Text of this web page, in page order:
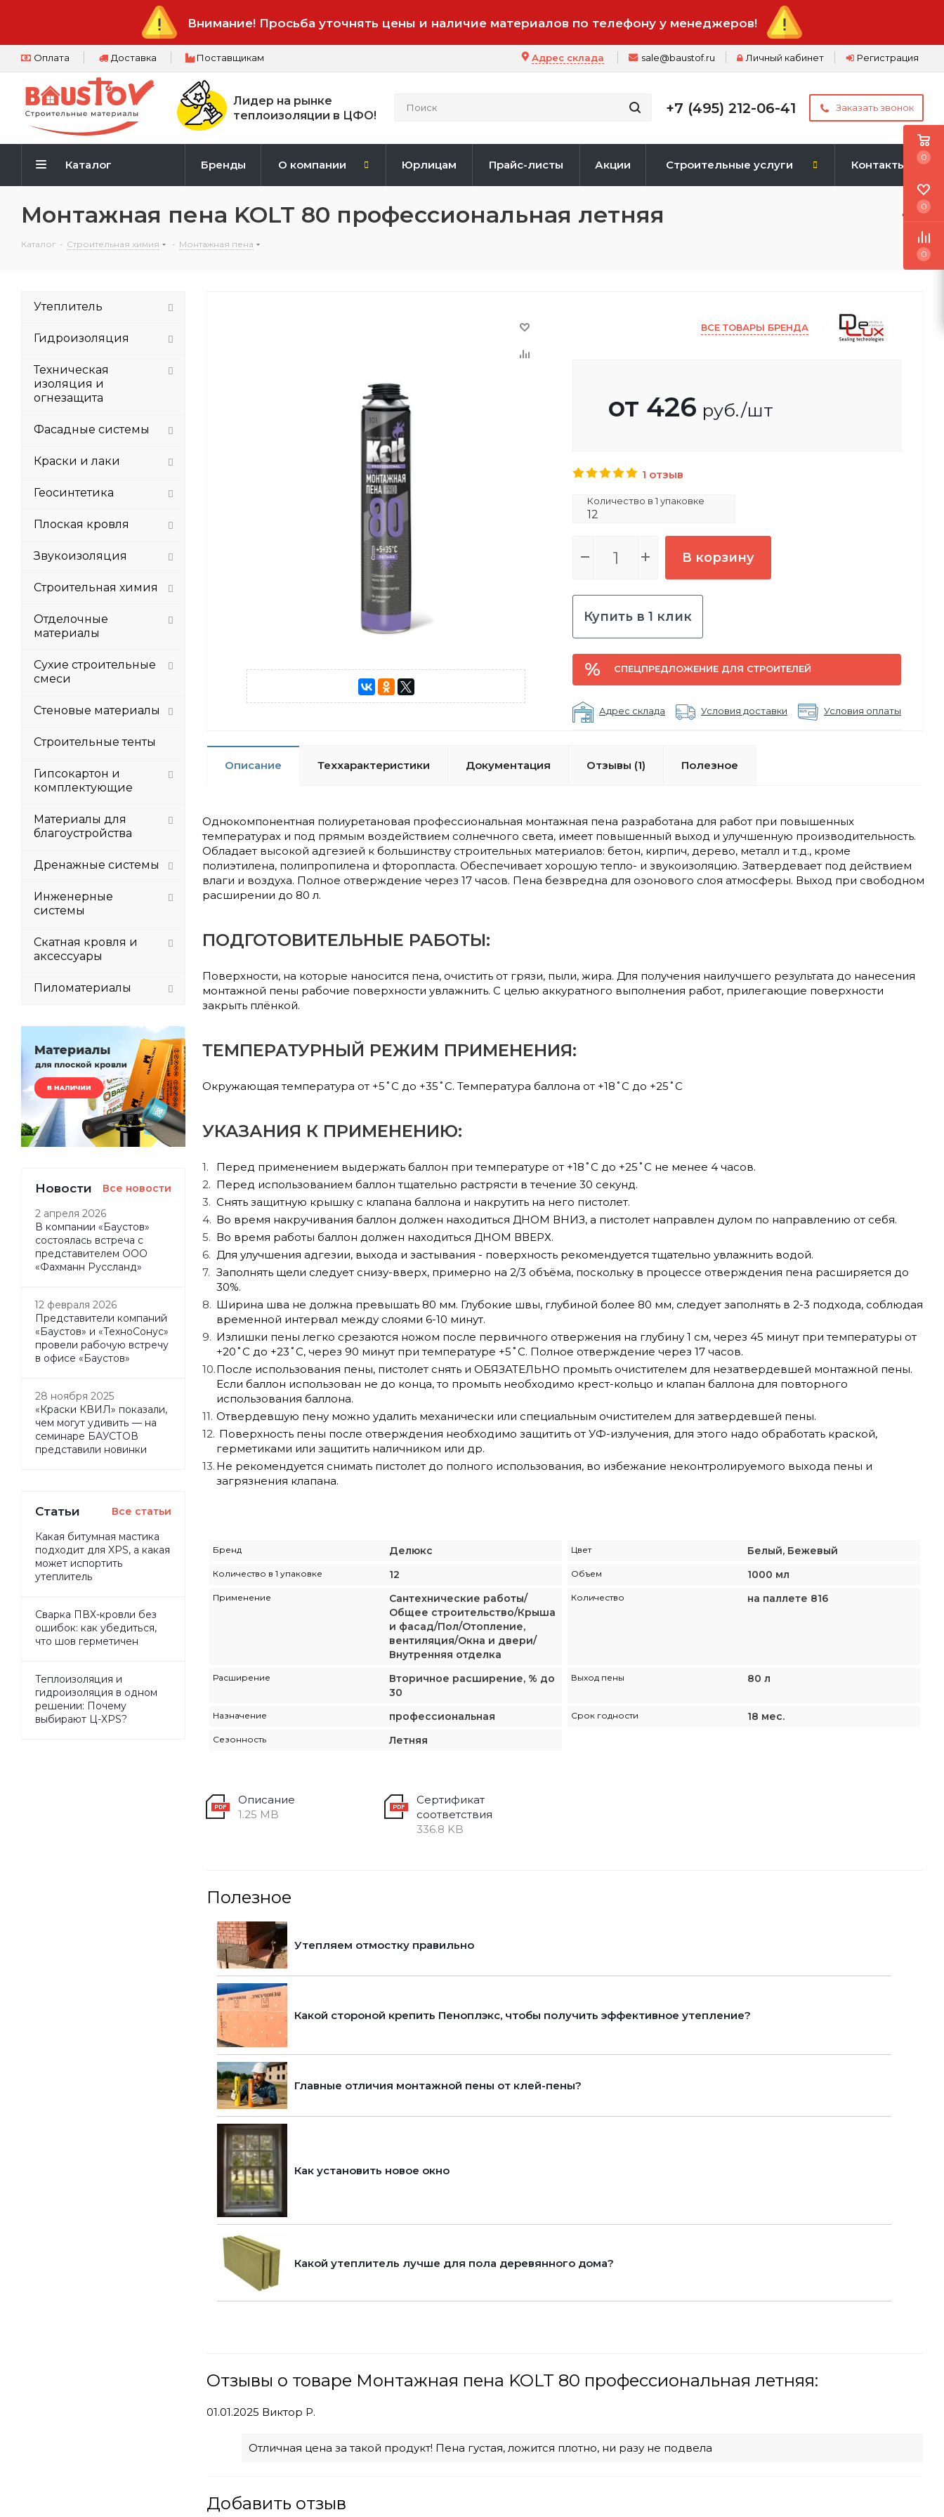
Внимание! Просьба уточнять цены и наличие материалов по телефону у менеджеров!
Оплата Доставка Поставщикам Регистрация
Личный кабинет
sale@baustof.ru
Адрес склада
Лидер на рынке
теплоизоляции в ЦФО!
+7 (495) 212-06-41 Заказать звонок
Каталог Бренды О компании Юрлицам Прайс-листы Акции Строительные услуги Контакты
Монтажная пена KOLT 80 профессиональная летняя
Каталог - Строительная химия - Монтажная пена
ВСЕ ТОВАРЫ БРЕНДА
от 426 руб./шт
1 отзыв
Количество в 1 упаковке
12
В корзину
Купить в 1 клик
СПЕЦПРЕДЛОЖЕНИЕ ДЛЯ СТРОИТЕЛЕЙ
Адрес склада Условия доставки Условия оплаты
Описание Теххарактеристики Документация Отзывы (1) Полезное
Однокомпонентная полиуретановая профессиональная монтажная пена разработана для работ при повышенных
температурах и под прямым воздействием солнечного света, имеет повышенный выход и улучшенную производительность.
Обладает высокой адгезией к большинству строительных материалов: бетон, кирпич, дерево, металл и т.д., кроме
полиэтилена, полипропилена и фторопласта. Обеспечивает хорошую тепло- и звукоизоляцию. Затвердевает под действием
влаги и воздуха. Полное отверждение через 17 часов. Пена безвредна для озонового слоя атмосферы. Выход при свободном
расширении до 80 л.
ПОДГОТОВИТЕЛЬНЫЕ РАБОТЫ:
Поверхности, на которые наносится пена, очистить от грязи, пыли, жира. Для получения наилучшего результата до нанесения
монтажной пены рабочие поверхности увлажнить. С целью аккуратного выполнения работ, прилегающие поверхности
закрыть плёнкой.
ТЕМПЕРАТУРНЫЙ РЕЖИМ ПРИМЕНЕНИЯ:
Окружающая температура от +5˚С до +35˚С. Температура баллона от +18˚С до +25˚С
УКАЗАНИЯ К ПРИМЕНЕНИЮ:
Перед применением выдержать баллон при температуре от +18˚С до +25˚С не менее 4 часов.
Перед использованием баллон тщательно растрясти в течение 30 секунд.
Снять защитную крышку с клапана баллона и накрутить на него пистолет.
Во время накручивания баллон должен находиться ДНОМ ВНИЗ, а пистолет направлен дулом по направлению от себя.
Во время работы баллон должен находиться ДНОМ ВВЕРХ.
Для улучшения адгезии, выхода и застывания - поверхность рекомендуется тщательно увлажнить водой.
Заполнять щели следует снизу-вверх, примерно на 2/3 объёма, поскольку в процессе отверждения пена расширяется до
30%.
Ширина шва не должна превышать 80 мм. Глубокие швы, глубиной более 80 мм, следует заполнять в 2-3 подхода, соблюдая
временной интервал между слоями 6-10 минут.
Излишки пены легко срезаются ножом после первичного отвержения на глубину 1 см, через 45 минут при температуры от
+20˚С до +23˚С, через 90 минут при температуре +5˚С. Полное отверждение через 17 часов.
После использования пены, пистолет снять и ОБЯЗАТЕЛЬНО промыть очистителем для незатвердевшей монтажной пены.
Если баллон использован не до конца, то промыть необходимо крест-кольцо и клапан баллона для повторного
использования баллона.
Отвердевшую пену можно удалить механически или специальным очистителем для затвердевшей пены.
Поверхность пены после отверждения необходимо защитить от УФ-излучения, для этого надо обработать краской,
герметиками или защитить наличником или др.
Не рекомендуется снимать пистолет до полного использования, во избежание неконтролируемого выхода пены и
загрязнения клапана.
Бренд Делюкс Цвет Белый, Бежевый
Количество в 1 упаковке 12 Объем 1000 мл
Применение
Сантехнические работы/
Общее строительство/Крыша
и фасад/Пол/Отопление,
вентиляция/Окна и двери/
Внутренняя отделка
Количество на паллете 816
Расширение
Вторичное расширение, % до
30
Выход пены 80 л
Назначение профессиональная Срок годности 18 мес.
Сезонность Летняя
Описание
1.25 MB
Сертификат
соответствия
336.8 KB
Полезное
Утепляем отмостку правильно
Какой стороной крепить Пеноплэкс, чтобы получить эффективное утепление?
Главные отличия монтажной пены от клей-пены?
Как установить новое окно
Какой утеплитель лучше для пола деревянного дома?
Отзывы о товаре Монтажная пена KOLT 80 профессиональная летняя:
01.01.2025 Виктор Р.
Отличная цена за такой продукт! Пена густая, ложится плотно, ни разу не подвела
Добавить отзыв
Утеплитель
Гидроизоляция
Техническая
изоляция и
огнезащита
Фасадные системы
Краски и лаки
Геосинтетика
Плоская кровля
Звукоизоляция
Строительная химия
Отделочные
материалы
Сухие строительные
смеси
Стеновые материалы
Строительные тенты
Гипсокартон и
комплектующие
Материалы для
благоустройства
Дренажные системы
Инженерные
системы
Скатная кровля и
аксессуары
Пиломатериалы
Новости Все новости
2 апреля 2026
В компании «Баустов»
состоялась встреча с
представителем ООО
«Фахманн Руссланд»
12 февраля 2026
Представители компаний
«Баустов» и «ТехноСонус»
провели рабочую встречу
в офисе «Баустов»
28 ноября 2025
«Краски КВИЛ» показали,
чем могут удивить — на
семинаре БАУСТОВ
представили новинки
Статьи Все статьи
Какая битумная мастика
подходит для XPS, а какая
может испортить
утеплитель
Сварка ПВХ-кровли без
ошибок: как убедиться,
что шов герметичен
Теплоизоляция и
гидроизоляция в одном
решении: Почему
выбирают Ц-XPS?
0
0
0